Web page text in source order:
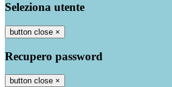
Seleziona utente
button close ×
Recupero password
button close ×